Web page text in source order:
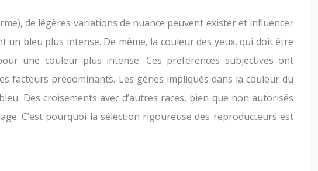
de légères variations de nuance peuvent exister et influencer
bleu plus intense. De même, la couleur des yeux, qui doit être
une couleur plus intense. Ces préférences subjectives ont
facteurs prédominants. Les gènes impliqués dans la couleur du
Des croisements avec d’autres races, bien que non autorisés
C’est pourquoi la sélection rigoureuse des reproducteurs est